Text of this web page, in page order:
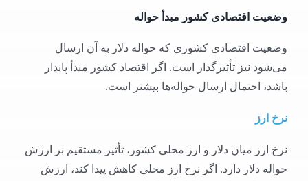
وضعیت اقتصادی کشور مبدأ حواله
وضعیت اقتصادی کشوری که حواله دلار به آن ارسال
می‌شود نیز تأثیرگذار است. اگر اقتصاد کشور مبدأ پایدار
باشد، احتمال ارسال حواله‌ها بیشتر است.
نرخ ارز
نرخ ارز میان دلار و ارز محلی کشور، تأثیر مستقیم بر ارزش
حواله دلار دارد. اگر نرخ ارز محلی کاهش پیدا کند، ارزش